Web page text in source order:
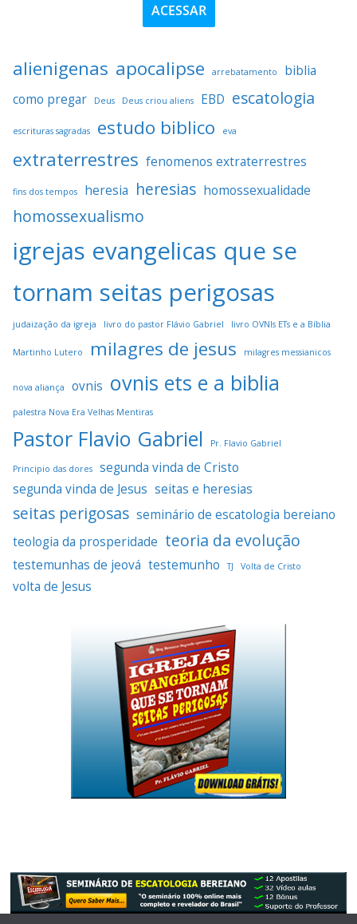
ACESSAR
alienigenas apocalipse arrebatamento
biblia
como pregar
Deus Deus criou aliens EBD escatologia
escrituras sagradas estudo biblico eva
extraterrestres fenomenos extraterrestres
fins dos tempos heresia heresias homossexualidade
homossexualismo
igrejas evangelicas que se
tornam seitas perigosas
judaização da igreja livro do pastor Flávio Gabriel livro OVNIs ETs e a Bíblia
Martinho Lutero milagres de jesus milagres messianicos
nova aliança ovnis ovnis ets e a biblia
palestra Nova Era Velhas Mentiras
Pastor Flavio Gabriel Pr. Flavio Gabriel
Principio das dores
segunda vinda de Cristo
segunda vinda de Jesus seitas e heresias
seitas perigosas seminário de escatologia bereiano
teologia da prosperidade teoria da evolução
testemunhas de jeová testemunho TJ Volta de Cristo
volta de Jesus